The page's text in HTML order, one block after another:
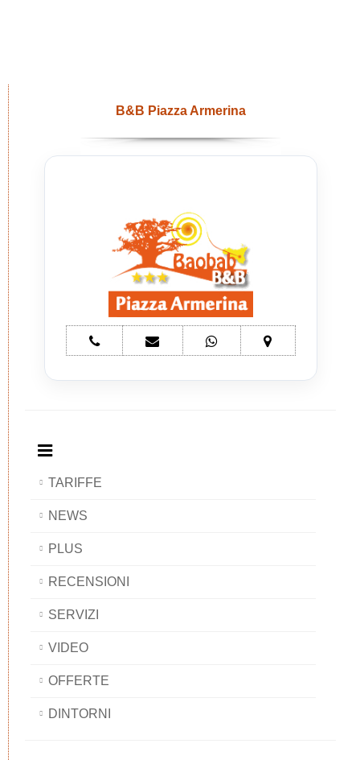
B&B Piazza Armerina
telefono
Bed
e-
mail
whatsapp
Bed
mappa
Bed
TARIFFE
NEWS
PLUS
RECENSIONI
SERVIZI
VIDEO
OFFERTE
DINTORNI